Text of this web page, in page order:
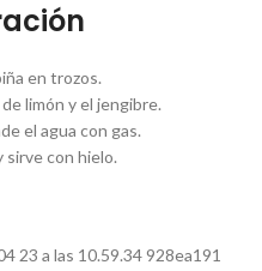
en trozos.
limón y el jengibre.
el agua con gas.
sirve con hielo.